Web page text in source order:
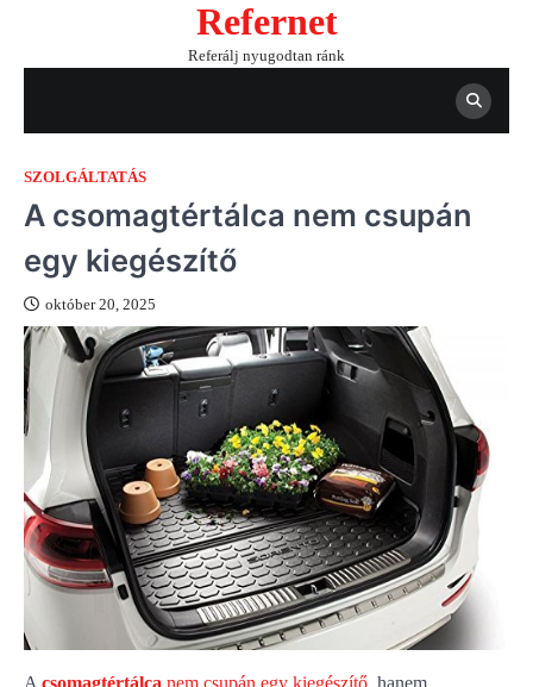
content
Refernet
Referálj nyugodtan ránk
SZOLGÁLTATÁS
A csomagtértálca nem csupán
egy kiegészítő
október 20, 2025
A csomagtértálca nem csupán egy kiegészítő, hanem